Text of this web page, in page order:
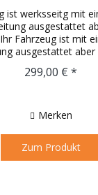
ist werksseitg mit
ausgestattet
Fahrzeug ist mit
ausgestattet
299,00 € *
Merken
Zum Produkt